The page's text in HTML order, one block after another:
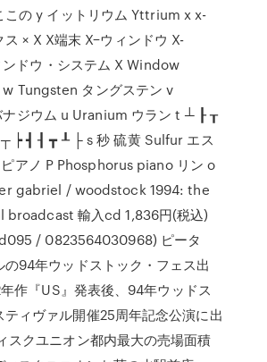
この y イットリウム Yttrium x x-
× X X端末 X−ウィンドウ X-
ドウ・システム X Window
Tungsten タングステン v
ジウム u Uranium ウラン t ┴ ┠ ┰
┝ ┫ ┨ ┳ ┸ ├ s 秒 硫黄 Sulfur エス
アノ P Phosphorus piano リン o
gabriel / woodstock 1994: the
broadcast 輸入cd 1,836円(税込)
/ 0823564030968) ピータ
の94年ウッドストック・フェス出
作『US』発表後、94年ウッドス
ティヴァル開催25周年記念公演に出
スクユニオン都内最大の売場面積